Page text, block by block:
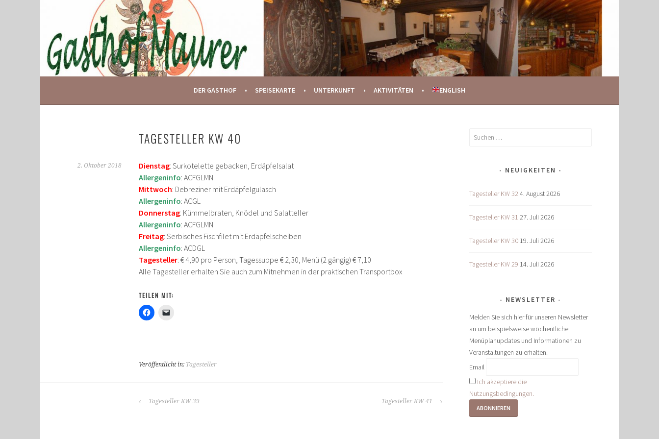
GASTHOF MAURER
IHR GASTHOF IN GLOGGNITZ
DER GASTHOF SPEISEKARTE UNTERKUNFT AKTIVITÄTEN ENGLISH
TAGESTELLER KW 40
2. Oktober 2018 Dienstag: Surkotelette gebacken, Erdäpfelsalat
Allergeninfo: ACFGLMN
Mittwoch: Debreziner mit Erdäpfelgulasch
Allergeninfo: ACGL
Donnerstag: Kümmelbraten, Knödel und Salatteller
Allergeninfo: ACFGLMN
Freitag: Serbisches Fischfilet mit Erdäpfelscheiben
Allergeninfo: ACDGL
Tagesteller: € 4,90 pro Person, Tagessuppe € 2,30, Menü (2 gängig) € 7,10
Alle Tagesteller erhalten Sie auch zum Mitnehmen in der praktischen Transportbox
TEILEN MIT:
Veröffentlicht in: Tagesteller
BEITRAGS-
Tagesteller KW 39 Tagesteller KW 41
Suchen
NEUIGKEITEN
Tagesteller KW 324. August 2026
Tagesteller KW 31 27. Juli 2026
Tagesteller KW 30 19. Juli 2026
Tagesteller KW 29 14. Juli 2026
NEWSLETTER
Melden Sie sich hier für unseren Newsletter
an um beispielsweise wöchentliche
Menüplanupdates und Informationen zu
Veranstaltungen zu erhalten.
Email
Ich akzeptiere die
Nutzungsbedingungen.